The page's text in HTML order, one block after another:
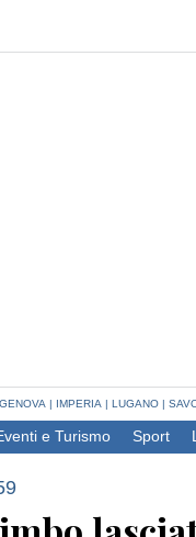
GENOVA | IMPERIA | LUGANO |
e Turismo Sport